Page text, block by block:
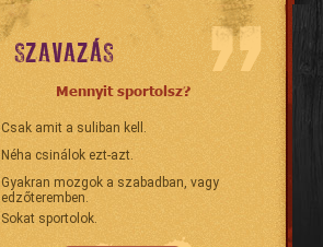
SZAVAZÁS
Mennyit sportolsz?
Csak amit a suliban kell.
Néha csinálok ezt-azt.
Gyakran mozgok a szabadban, vagy
edzőteremben.
Sokat sportolok.